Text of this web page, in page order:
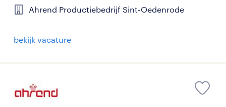
Ahrend Productiebedrijf Sint-Oedenrode
bekijk vacature